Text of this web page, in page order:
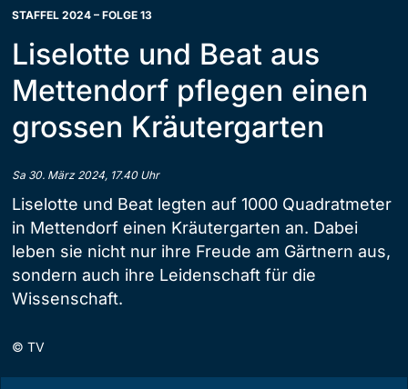
STAFFEL 2024 – FOLGE 13
Liselotte und Beat aus
Mettendorf pflegen einen
grossen Kräutergarten
Sa 30. März 2024, 17.40 Uhr
Liselotte und Beat legten auf 1000 Quadratmeter
in Mettendorf einen Kräutergarten an. Dabei
leben sie nicht nur ihre Freude am Gärtnern aus,
sondern auch ihre Leidenschaft für die
Wissenschaft.
© TV